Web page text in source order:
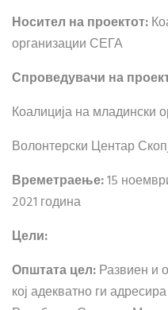
Носител на проектот:
организации СЕГА
Спроведувачи на
Коалиција на младински
Волонтерски Центар
Времетраење:15
2021 година
Цели:
Општата цел:Развиен и
кој адекватно ги